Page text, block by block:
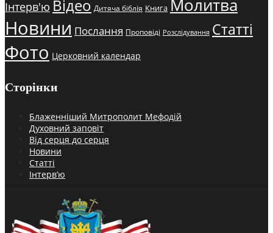
Інтерв'ю Відео Дитяча біблія Книга Молитва
Новини Послання Проповіді Розслідування Статті
Фото Церковний календар
Сторінки
Блаженніший Митрополит Мефодій
Духовний заповіт
Від серця до серця
Новини
Статті
Інтерв’ю